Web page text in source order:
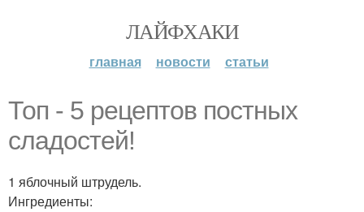
ЛАЙФХАКИ
главная новости статьи
Топ - 5 рецептов постных
сладостей!
1 яблочный штрудель.
Ингредиенты: